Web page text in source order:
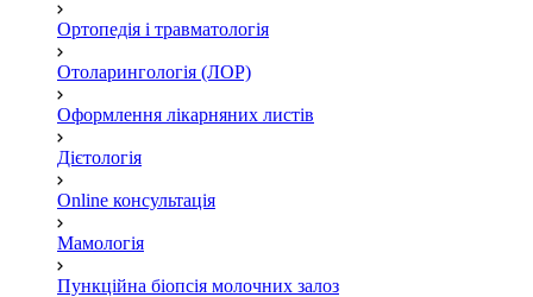
Ортопедія і травматологія
Отоларингологія (ЛОР)
Оформлення лікарняних листів
Дієтологія
Online консультація
Мамологія
Пункційна біопсія молочних залоз